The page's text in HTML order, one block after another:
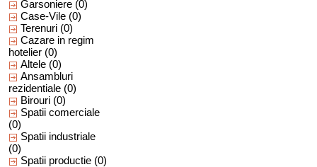
Garsoniere (0)
Case-Vile (0)
Terenuri (0)
Cazare in regim
hotelier (0)
Altele (0)
Ansambluri
rezidentiale (0)
Birouri (0)
Spatii comerciale
(0)
Spatii industriale
(0)
Spatii productie (0)